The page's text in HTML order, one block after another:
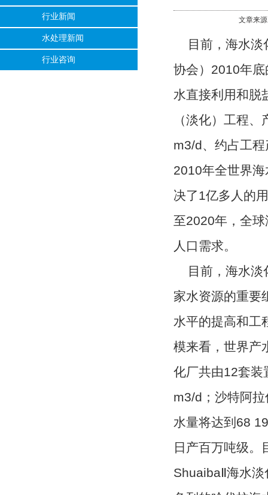
行业新闻
水处理新闻
行业咨询
文章来
目前，海水
协会）2010年
水直接利用和脱
（淡化）工程
m3/d、约占工
2010年全世界
决了1亿多人的
至2020年，全
人口需求。
目前，海水
家水资源的重要
水平的提高和工
模来看，世界
化厂共由12套装
m3/d；沙特阿
水量将达到68
日产百万吨级。
ShuaibaⅡ海水